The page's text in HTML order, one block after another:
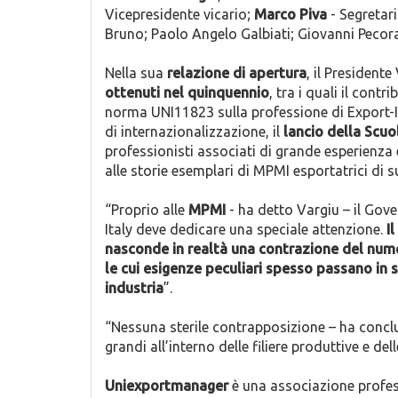
Vicepresidente vicario; Marco Piva -
Bruno; Paolo Angelo Galbiati; Giovanni
Nella sua relazione di apertura, il
ottenuti nel quinquennio, tra i quali il
norma UNI11823 sulla professione di
di internazionalizzazione, il lancio della
professionisti associati di grande
alle storie esemplari di MPMI esportatrici di
“Proprio alle MPMI - ha detto Vargiu – il
Italy deve dedicare una speciale attenzione. Il
nasconde in realtà una contrazione del
le cui esigenze peculiari spesso passano
industria”.
“Nessuna sterile contrapposizione – ha
grandi all’interno delle filiere produttive e
Uniexportmanagerè una associazione